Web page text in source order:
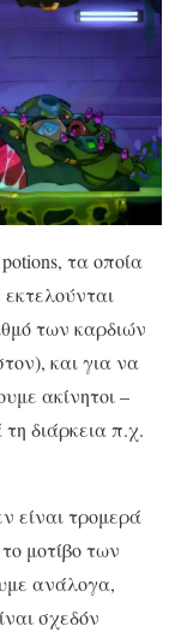
τα οποία
των καρδιών
και για να
ακίνητοι –
διάρκεια π.χ.
είναι τρομερά
μοτίβο των
ανάλογα,
σχεδόν